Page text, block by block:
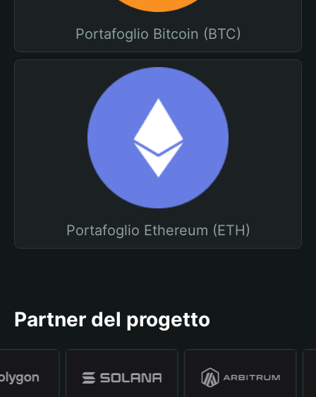
Portafoglio Bitcoin (BTC)
Portafoglio Ethereum (ETH)
Partner del progetto